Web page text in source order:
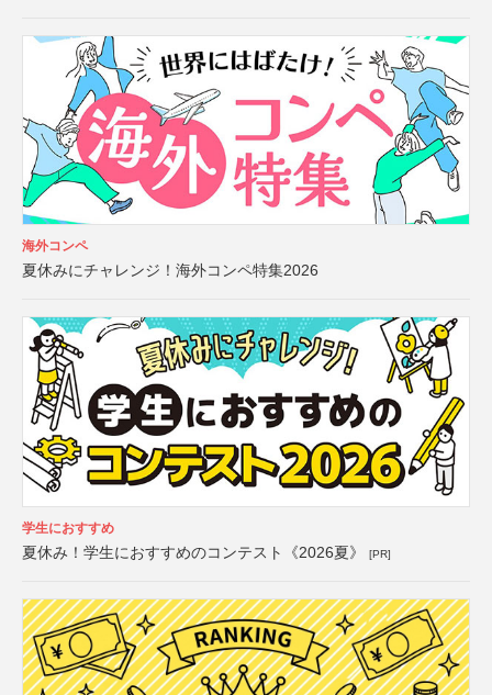
海外コンペ
夏休みにチャレンジ！海外コンペ特集2026
学生におすすめ
夏休み！学生におすすめのコンテスト《2026夏》 [PR]